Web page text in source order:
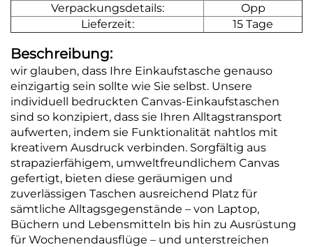
Verpackungsdetails:
Opp
Lieferzeit:
15 Tage
Beschreibung:
wir glauben, dass Ihre Einkaufstasche genauso
einzigartig sein sollte wie Sie selbst. Unsere
individuell bedruckten Canvas-Einkaufstaschen
sind so konzipiert, dass sie Ihren Alltagstransport
aufwerten, indem sie Funktionalität nahtlos mit
kreativem Ausdruck verbinden. Sorgfältig aus
strapazierfähigem, umweltfreundlichem Canvas
gefertigt, bieten diese geräumigen und
zuverlässigen Taschen ausreichend Platz für
sämtliche Alltagsgegenstände – von Laptop,
Büchern und Lebensmitteln bis hin zu Ausrüstung
für Wochenendausflüge – und unterstreichen